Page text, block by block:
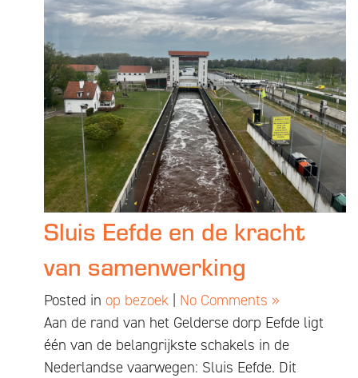
Sluis Eefde en de kracht
van samenwerking
Posted in op bezoek | No Comments »
Aan de rand van het Gelderse dorp Eefde ligt
één van de belangrijkste schakels in de
Nederlandse vaarwegen: Sluis Eefde. Dit